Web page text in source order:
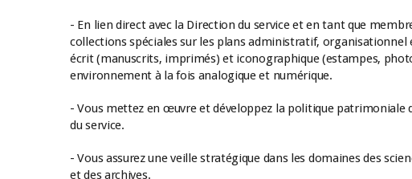
NOS OFFRES D'ABONNEMENTS
- En lien direct avec la Direction du service et en tant que
collections spéciales sur les plans administratif,
écrit (manuscrits, imprimés) et iconographique (estampes,
environnement à la fois analogique et numérique.
- Vous mettez en œuvre et développez la politique patrimoniale
du service.
- Vous assurez une veille stratégique dans les domaines des
et des archives.